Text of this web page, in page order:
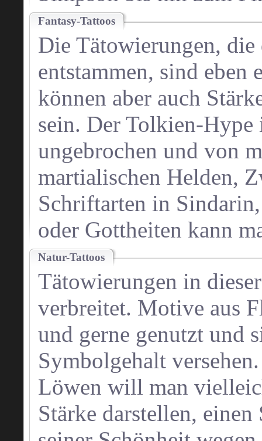
Fantasy-Tattoos
Die Tätowierungen, die
entstammen, sind eben
können aber auch
sein. Der Tolkien-Hype
ungebrochen und von
martialischen Helden,
Schriftarten in
oder Gottheiten kann
Natur-Tattoos
Tätowierungen in
verbreitet. Motive aus
und gerne genutzt und
Symbolgehalt
Löwen will man
Stärke darstellen,